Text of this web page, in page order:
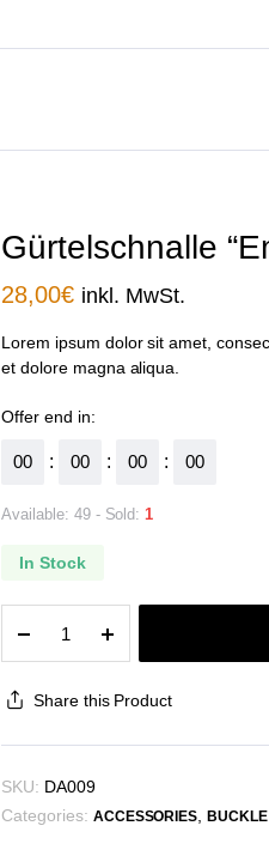
Gürtelschnalle
28,00€ inkl. MwSt.
Lorem ipsum dolor sit amet,
et dolore magna aliqua.
Offer end in:
00 : 00 : 00 : 00
Available: 49 - Sold:1
In Stock
"Embryo"
quantity
Share this Product
SKU: DA009
Categories: ACCESSORIES ,BUCKLE